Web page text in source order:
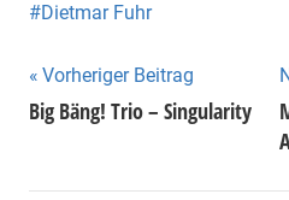
Dietmar Fuhr
Vorheriger Beitrag
Big Bäng! Trio – Singularity